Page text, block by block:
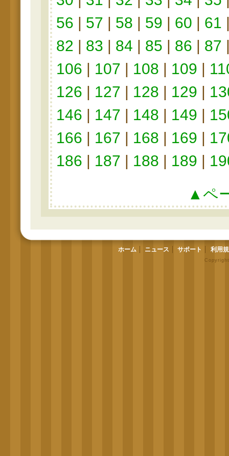
56 | 57 | 58 | 59 | 60 | 61
82 | 83 | 84 | 85 | 86 | 87
106 | 107 | 108 | 109 |
126 | 127 | 128 | 129 |
146 | 147 | 148 | 149 |
166 | 167 | 168 | 169 |
186 | 187 | 188 | 189 |
▲ペ
ホーム ニュース サポート 利用